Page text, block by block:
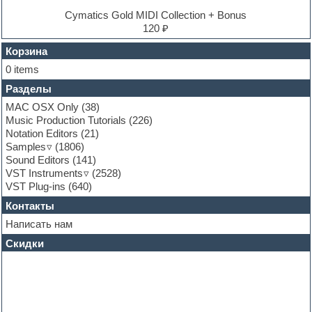
EXS24 Instruments
FL Studio
Flute
Folk samples
Fruityloops
Funk
Garritan
General MIDI kits
Guitar emulation
Guitar loops
Guitar processing and effects
Hands-up samples
Hardstyle
Heavy metal sample packs
Hip-hop
House music
Hypersonic
Jazz
Cymatics Gold MIDI Collection + Bonus
120 ₽
Корзина
0 items
Разделы
MAC OSX Only (38)
Music Production Tutorials (226)
Notation Editors (21)
Samples
(1806)
Sound Editors (141)
VST Instruments
(2528)
VST Plug-ins (640)
Контакты
Написать нам
Скидки